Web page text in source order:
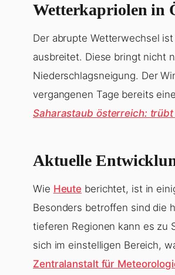
Wetterkapriolen in
Der abrupte Wetterwechsel
ausbreitet. Diese bringt nicht
Niederschlagsneigung. Der
vergangenen Tage bereits
Saharastaub österreich:
Aktuelle
Wie Heute berichtet, ist in
Besonders betroffen sind die
tieferen Regionen kann es zu
sich im einstelligen Bereich,
Zentralanstalt für